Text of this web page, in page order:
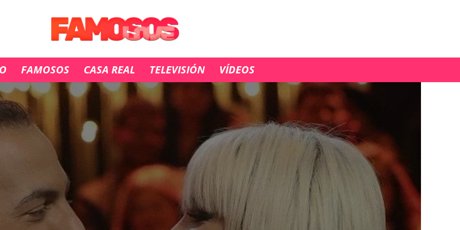
FAMOSOS CASA REAL TELEVISIÓN VÍDEOS